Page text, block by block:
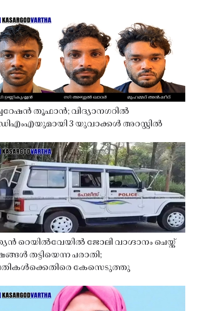
തൂഫാൻ; വിദ്യാനഗറിൽ
3 യുവാക്കൾ അറസ്റ്റിൽ
റെയിൽവേയിൽ ജോലി വാഗ്ദാനം ചെയ്ത്
തട്ടിയെന്ന പരാതി;
കേസെടുത്തു